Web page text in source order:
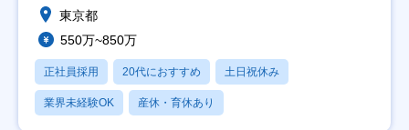
東京都
550万~850万
正社員採用 20代におすすめ 土日祝休み
業界未経験OK 産休・育休あり